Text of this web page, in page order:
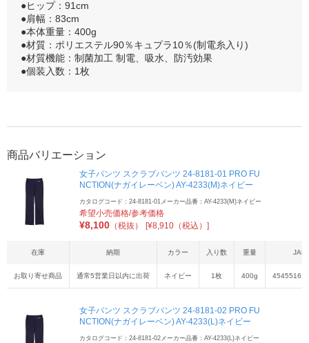
●ヒップ：91cm
●肩幅：83cm
●本体重量：400g
●材質：ポリエステル90％キュプラ10％(制電糸入り)
●材質機能：制菌加工 制電、吸水、防汚効果
●個装入数：1枚
商品バリエーション
女子パンツ スクラブパンツ 24-8181-01 PRO FU
NCTION(ナガイレーベン) AY-4233(M)ネイビー
カタログコード：24-8181-01メーカー品番：AY-4233(M)ネイビー
希望小売価格/参考価格
¥8,100 （税抜） [¥8,910（税込）]
在庫 納期 カラー 入り数 重量 JAN
お取り寄せ商品 通常5営業日以内に出荷 ネイビー 1枚 400g
女子パンツ スクラブパンツ 24-8181-02 PRO FU
NCTION(ナガイレーベン) AY-4233(L)ネイビー
カタログコード：24-8181-02メーカー品番：AY-4233(L)ネイビー